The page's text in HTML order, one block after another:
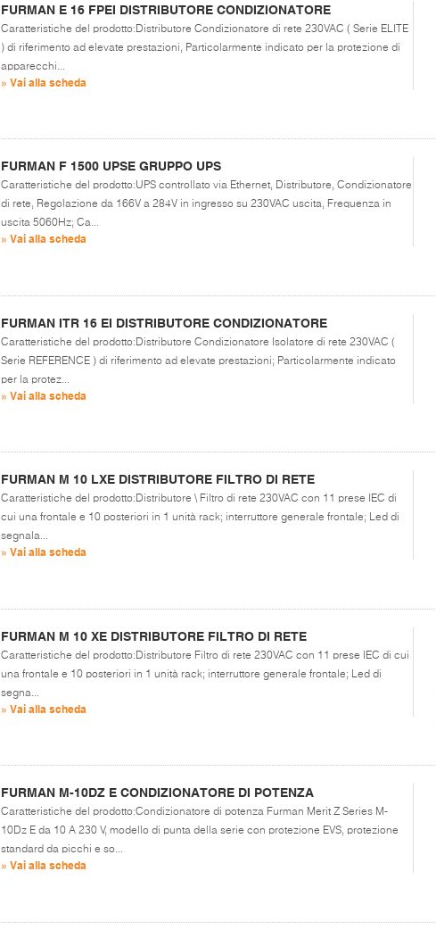
FURMAN E 16 FPEI DISTRIBUTORE CONDIZIONATORE
Caratteristiche del prodotto:Distributore Condizionatore di rete 230VAC ( Serie ELITE
) di riferimento ad elevate prestazioni, Particolarmente indicato per la protezione di
apparecchi...
» Vai alla scheda
FURMAN F 1500 UPSE GRUPPO UPS
Caratteristiche del prodotto:UPS controllato via Ethernet, Distributore, Condizionatore
di rete, Regolazione da 166V a 284V in ingresso su 230VAC uscita, Frequenza in
uscita 5060Hz; Ca...
» Vai alla scheda
FURMAN ITR 16 EI DISTRIBUTORE CONDIZIONATORE
Caratteristiche del prodotto:Distributore Condizionatore Isolatore di rete 230VAC (
Serie REFERENCE ) di riferimento ad elevate prestazioni; Particolarmente indicato
per la protez...
» Vai alla scheda
FURMAN M 10 LXE DISTRIBUTORE FILTRO DI RETE
Caratteristiche del prodotto:Distributore \ Filtro di rete 230VAC con 11 prese IEC di
cui una frontale e 10 posteriori in 1 unità rack; interruttore generale frontale; Led di
segnala...
» Vai alla scheda
FURMAN M 10 XE DISTRIBUTORE FILTRO DI RETE
Caratteristiche del prodotto:Distributore Filtro di rete 230VAC con 11 prese IEC di cui
una frontale e 10 posteriori in 1 unità rack; interruttore generale frontale; Led di
segna...
» Vai alla scheda
FURMAN M-10DZ E CONDIZIONATORE DI POTENZA
Caratteristiche del prodotto:Condizionatore di potenza Furman Merit Z Series M-
10Dz E da 10 A 230 V, modello di punta della serie con protezione EVS, protezione
standard da picchi e so...
» Vai alla scheda